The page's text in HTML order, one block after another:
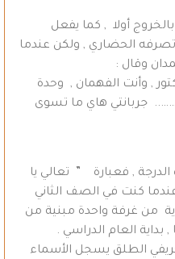
أولا , كما يفعل
الحضاري , ولكن عندما
وقال :
, وأنت الفهمان , وحدة
جربانتي هاي ما تسوى
, فعبارة ” تعالي يا
كنت في الصف الثاني
من غرفة واحدة مبنية من
بداية العام الدراسي .
الطلق يسجل الأسماء